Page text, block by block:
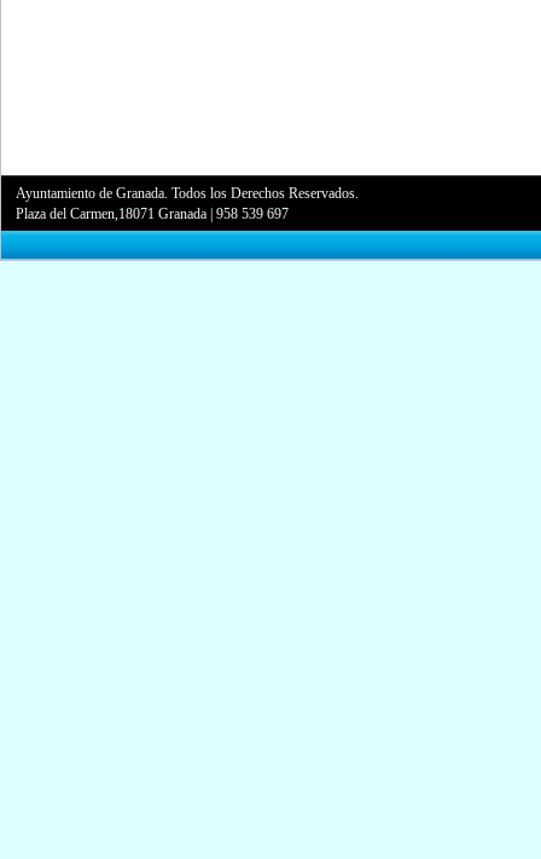
Ayuntamiento de Granada. Todos los Derechos Reservados.
Plaza del Carmen,18071 Granada |958 539 697